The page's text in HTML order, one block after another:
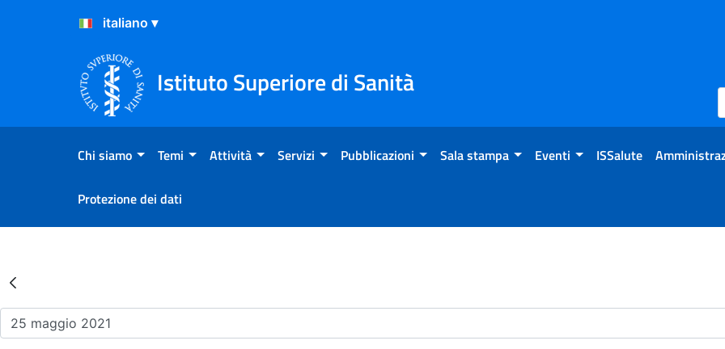
Salta al Contenuto
Salta al Footer
Istituto Superiore di Sanità
Chi siamo Temi Attività Servizi Pubblicazioni Sala stampa Eventi ISSalute
Protezione dei dati
Risultati della Ricerca - Eventi